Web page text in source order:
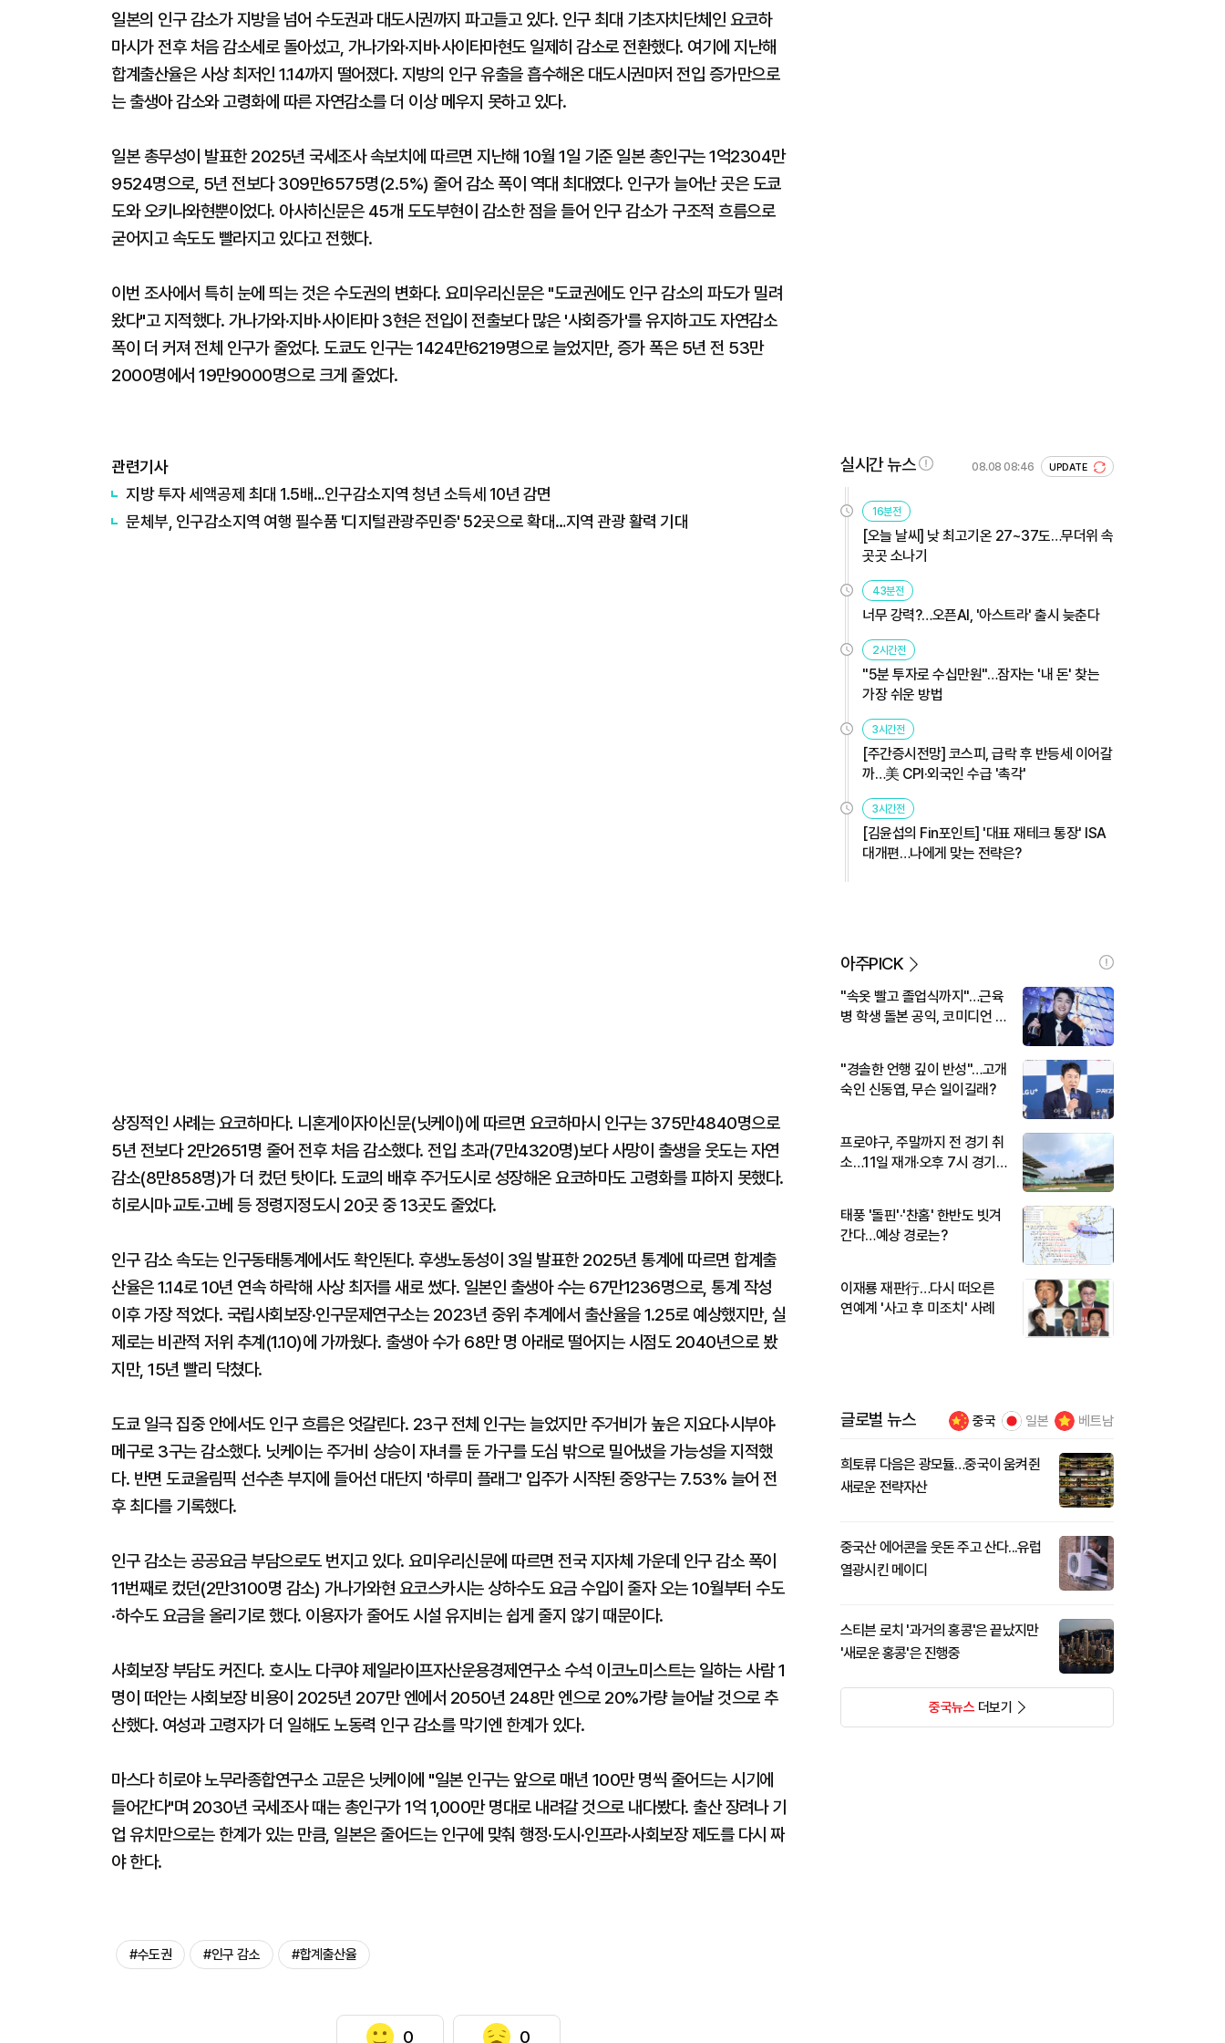
일본의 인구 감소가 지방을 넘어 수도권과 대도시권까지 파고들고 있다. 인구 최대 기초자치단체인 요코하
마시가 전후 처음 감소세로 돌아섰고, 가나가와·지바·사이타마현도 일제히 감소로 전환했다. 여기에 지난해
합계출산율은 사상 최저인 1.14까지 떨어졌다. 지방의 인구 유출을 흡수해온 대도시권마저 전입 증가만으로
는 출생아 감소와 고령화에 따른 자연감소를 더 이상 메우지 못하고 있다.
일본 총무성이 발표한 2025년 국세조사 속보치에 따르면 지난해 10월 1일 기준 일본 총인구는 1억2304만
9524명으로, 5년 전보다 309만6575명(2.5%) 줄어 감소 폭이 역대 최대였다. 인구가 늘어난 곳은 도쿄
도와 오키나와현뿐이었다. 아사히신문은 45개 도도부현이 감소한 점을 들어 인구 감소가 구조적 흐름으로
굳어지고 속도도 빨라지고 있다고 전했다.
이번 조사에서 특히 눈에 띄는 것은 수도권의 변화다. 요미우리신문은 "도쿄권에도 인구 감소의 파도가 밀려
왔다"고 지적했다. 가나가와·지바·사이타마 3현은 전입이 전출보다 많은 '사회증가'를 유지하고도 자연감소
폭이 더 커져 전체 인구가 줄었다. 도쿄도 인구는 1424만6219명으로 늘었지만, 증가 폭은 5년 전 53만
2000명에서 19만9000명으로 크게 줄었다.
관련기사
지방 투자 세액공제 최대 1.5배…인구감소지역 청년 소득세 10년 감면
문체부, 인구감소지역 여행 필수품 '디지털관광주민증' 52곳으로 확대…지역 관광 활력 기대
상징적인 사례는 요코하마다. 니혼게이자이신문(닛케이)에 따르면 요코하마시 인구는 375만4840명으로
5년 전보다 2만2651명 줄어 전후 처음 감소했다. 전입 초과(7만4320명)보다 사망이 출생을 웃도는 자연
감소(8만858명)가 더 컸던 탓이다. 도쿄의 배후 주거도시로 성장해온 요코하마도 고령화를 피하지 못했다.
히로시마·교토·고베 등 정령지정도시 20곳 중 13곳도 줄었다.
인구 감소 속도는 인구동태통계에서도 확인된다. 후생노동성이 3일 발표한 2025년 통계에 따르면 합계출
산율은 1.14로 10년 연속 하락해 사상 최저를 새로 썼다. 일본인 출생아 수는 67만1236명으로, 통계 작성
이후 가장 적었다. 국립사회보장·인구문제연구소는 2023년 중위 추계에서 출산율을 1.25로 예상했지만, 실
제로는 비관적 저위 추계(1.10)에 가까웠다. 출생아 수가 68만 명 아래로 떨어지는 시점도 2040년으로 봤
지만, 15년 빨리 닥쳤다.
도쿄 일극 집중 안에서도 인구 흐름은 엇갈린다. 23구 전체 인구는 늘었지만 주거비가 높은 지요다·시부야·
메구로 3구는 감소했다. 닛케이는 주거비 상승이 자녀를 둔 가구를 도심 밖으로 밀어냈을 가능성을 지적했
다. 반면 도쿄올림픽 선수촌 부지에 들어선 대단지 '하루미 플래그' 입주가 시작된 중앙구는 7.53% 늘어 전
후 최다를 기록했다.
인구 감소는 공공요금 부담으로도 번지고 있다. 요미우리신문에 따르면 전국 지자체 가운데 인구 감소 폭이
11번째로 컸던(2만3100명 감소) 가나가와현 요코스카시는 상하수도 요금 수입이 줄자 오는 10월부터 수도
·하수도 요금을 올리기로 했다. 이용자가 줄어도 시설 유지비는 쉽게 줄지 않기 때문이다.
사회보장 부담도 커진다. 호시노 다쿠야 제일라이프자산운용경제연구소 수석 이코노미스트는 일하는 사람 1
명이 떠안는 사회보장 비용이 2025년 207만 엔에서 2050년 248만 엔으로 20%가량 늘어날 것으로 추
산했다. 여성과 고령자가 더 일해도 노동력 인구 감소를 막기엔 한계가 있다.
마스다 히로야 노무라종합연구소 고문은 닛케이에 "일본 인구는 앞으로 매년 100만 명씩 줄어드는 시기에
들어간다"며 2030년 국세조사 때는 총인구가 1억 1,000만 명대로 내려갈 것으로 내다봤다. 출산 장려나 기
업 유치만으로는 한계가 있는 만큼, 일본은 줄어드는 인구에 맞춰 행정·도시·인프라·사회보장 제도를 다시 짜
야 한다.
#수도권 #인구 감소 #합계출산율
0 0
실시간 뉴스 08.08 08:46 UPDATE
16분전
[오늘 날씨] 낮 최고기온 27~37도…무더위 속
곳곳 소나기
43분전
너무 강력?…오픈AI, '아스트라' 출시 늦춘다
2시간전
"5분 투자로 수십만원"…잠자는 '내 돈' 찾는
가장 쉬운 방법
3시간전
[주간증시전망] 코스피, 급락 후 반등세 이어갈
까…美 CPI·외국인 수급 '촉각'
3시간전
[김윤섭의 Fin포인트] '대표 재테크 통장' ISA
대개편…나에게 맞는 전략은?
아주PICK
"속옷 빨고 졸업식까지"…근육
병 학생 돌본 공익, 코미디언 김
"경솔한 언행 깊이 반성"…고개
숙인 신동엽, 무슨 일이길래?
프로야구, 주말까지 전 경기 취
소…11일 재개·오후 7시 경기
태풍 '돌핀'·'찬홈' 한반도 빗겨
간다…예상 경로는?
이재룡 재판行…다시 떠오른
연예계 '사고 후 미조치' 사례
글로벌 뉴스 중국 일본 베트남
희토류 다음은 광모듈…중국이 움켜쥔
새로운 전략자산
중국산 에어콘을 웃돈 주고 산다...유럽
열광시킨 메이디
스티븐 로치 '과거의 홍콩'은 끝났지만
'새로운 홍콩'은 진행중
중국뉴스더보기